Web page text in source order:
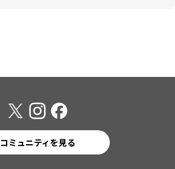
コミュニティを見る